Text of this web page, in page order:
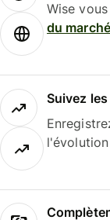
Wise
du marché
Suivez